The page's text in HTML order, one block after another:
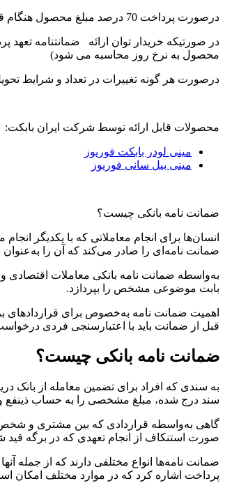
درصورت پرداخت 70 درصد مبلغ محصول هنگام قرارداد قطعی میباشد
محصول به نرخ روز محاسبه می شود)
درصورت هر گونه تغییرات در تعداد و شرایط
محصولات قابل ارائه توسط شرکت ایران بابکت:
مینی لودر بابکت فوریوز
مینی بیل سانی فوریوز
ضمانت نامه بانکی چیست؟
انسان‌ها برای انجام معاملاتی که با یکدیگر
ضمانت نامه‌ای را صادر می‌کند که آن را
به‌واسطه ضمانت نامه بانکی معاملات
بابت موضوعی مشخص را بپردازد.
اهمیت ضمانت نامه به‌خصوص برای قرارداد‌های
قبل از ضمانت باید با اعتبارسنجی فردی
ضمانت نامه بانکی چیست؟
به سندی که افراد برای تضمین معامله از بانک
سند درج ‌شده، مبلغ مشخصی را به حساب ذینفع
گاهی به‌واسطه قراردادی که بین مشتری و شخص
صورت استنکاف از انجام تعهدی که در برگه قید
ضمانت نامه‌ها انواع مختلفی دارند که از
پرداخت اشاره کرد که در موارد مختلف امکان